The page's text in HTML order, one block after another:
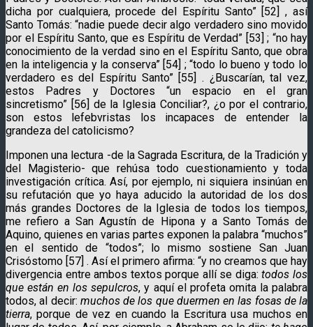
dicha por cualquiera, procede del Espíritu Santo” [52] , así
Santo Tomás: “nadie puede decir algo verdadero sino movido
por el Espíritu Santo, que es Espíritu de Verdad” [53] ; “no hay
conocimiento de la verdad sino en el Espíritu Santo, que obra
en la inteligencia y la conserva” [54] ; “todo lo bueno y todo lo
verdadero es del Espíritu Santo” [55] . ¿Buscarían, tal vez,
estos Padres y Doctores “un espacio en el gran
sincretismo” [56] de la Iglesia Conciliar?, ¿o por el contrario,
son estos lefebvristas los incapaces de entender la
grandeza del catolicismo?
Imponen una lectura -de la Sagrada Escritura, de la Tradición y
del Magisterio- que rehúsa todo cuestionamiento y toda
investigación crítica. Así, por ejemplo, ni siquiera insinúan en
su refutación que yo haya aducido la autoridad de los dos
más grandes Doctores de la Iglesia de todos los tiempos,
me refiero a San Agustín de Hipona y a Santo Tomás de
Aquino, quienes en varias partes exponen la palabra “muchos”
en el sentido de “todos”; lo mismo sostiene San Juan
Crisóstomo [57] . Así el primero afirma: “y no creamos que hay
divergencia entre ambos textos porque allí se diga:todos los
que están en los sepulcros, y aquí el profeta omita la palabra
todos, al decir: muchos de los que duermen en las fosas de la
tierra, porque de vez en cuando la Escritura usa muchos en